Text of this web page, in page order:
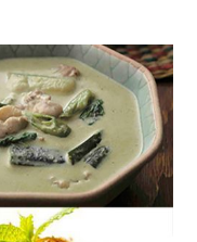
本格「担々麺」
厚なのにすっき
紹介
みの簡単レシピ5
き、大葉チーズフ
茹で方、柔らか
説！
い！
らっきょうの漬
け」と「塩漬
ピ
ジェノベーゼソ
意外なコツはオ
ないこと!?